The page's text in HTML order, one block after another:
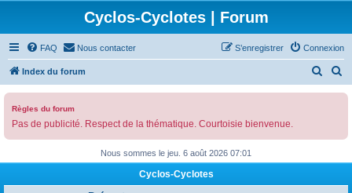
Cyclos-Cyclotes | Forum
FAQ Nous contacter Connexion
S’enregistrer
Index du forum
r
c
r
c
Règles du forum
Pas de publicité. Respect de la thématique. Courtoisie bienvenue.
Nous sommes le jeu. 6 août 2026 07:01
Cyclos-Cyclotes